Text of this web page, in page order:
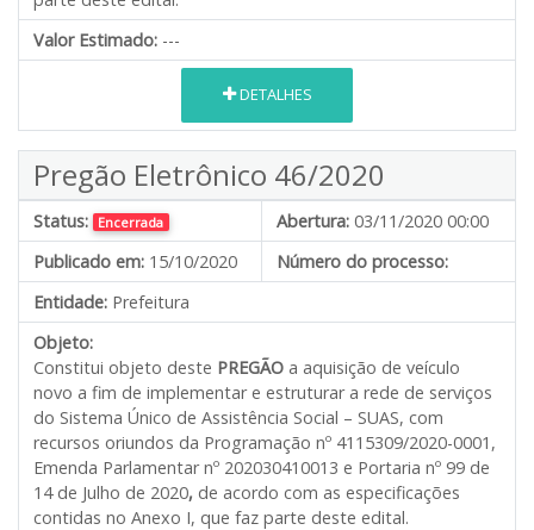
Valor Estimado: ---
DETALHES
Pregão Eletrônico 46/2020
Status: Encerrada Abertura: 03/11/2020 00:00
Publicado em: 15/10/2020
Número do processo:
Entidade: Prefeitura
Objeto:
Constitui objeto deste PREGÃO a aquisição de veículo
novo a fim de implementar e estruturar a rede de serviços
do Sistema Único de Assistência Social – SUAS, com
recursos oriundos da Programação nº 4115309/2020-0001,
Emenda Parlamentar nº 202030410013 e Portaria nº 99 de
14 de Julho de 2020, de acordo com as especificações
contidas no Anexo I, que faz parte deste edital.